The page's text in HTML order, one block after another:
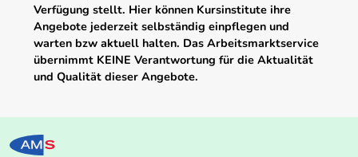
Verfügung stellt. Hier können Kursinstitute ihre
Angebote jederzeit selbständig einpflegen und
warten bzw aktuell halten. Das Arbeitsmarktservice
übernimmt KEINE Verantwortung für die Aktualität
und Qualität dieser Angebote.